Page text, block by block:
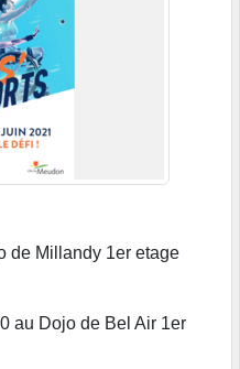
de Millandy 1er etage
au Dojo de Bel Air 1er